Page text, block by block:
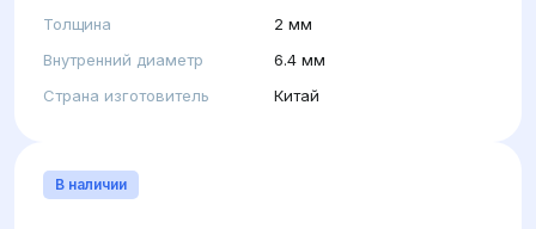
Толщина
2 мм
Внутренний диаметр
6.4 мм
Страна изготовитель
Китай
В наличии